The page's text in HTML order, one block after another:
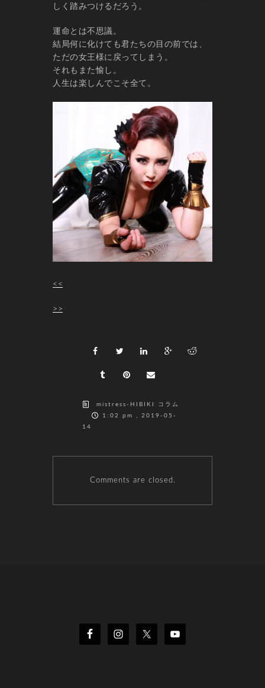
しく踏みつけるだろう。
運命とは不思議。
結局何に化けても君たちの目の前では、
ただの女王様に戻ってしまう。
それもまた愉し。
人生は楽しんでこそ全て。
<<
>>
mistress-HIBIKI コラム
1:02 pm , 2019-05-
14
Comments are closed.